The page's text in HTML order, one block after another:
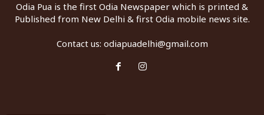
Odia Pua is the first Odia Newspaper which is printed &
Published from New Delhi & first Odia mobile news site.
Contact us: odiapuadelhi@gmail.com